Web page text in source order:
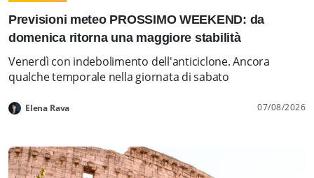
Previsioni meteo PROSSIMO WEEKEND: da
domenica ritorna una maggiore stabilità
Venerdì con indebolimento dell'anticiclone. Ancora
qualche temporale nella giornata di sabato
Elena Rava 07/08/2026